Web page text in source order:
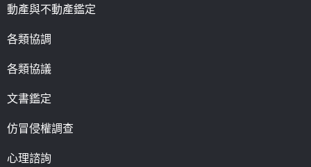
動產與不動產鑑定
各類協調
各類協議
文書鑑定
仿冒侵權調查
心理諮詢